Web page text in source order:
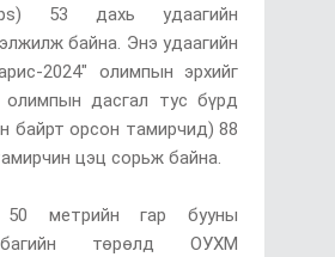
53 дахь удаагийн
байна. Энэ удаагийн
2024" олимпын эрхийг
дасгал тус бүрд
байрт орсон тамирчид) 88
цэц сорьж байна.
50 метрийн гар бууны
төрөлд ОУХМ